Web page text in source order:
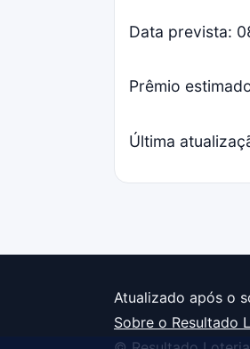
Data prevista:
Prêmio
Última
Atualizado após o
Sobre o Resultado